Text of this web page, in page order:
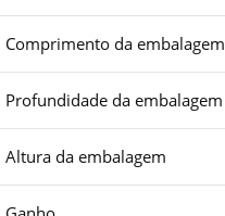
Comprimento da embalagem
Profundidade da embalagem
Altura da embalagem